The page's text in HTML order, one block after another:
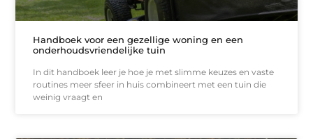
Handboek voor een gezellige woning en een
onderhoudsvriendelijke tuin
In dit handboek leer je hoe je met slimme keuzes en vaste
routines meer sfeer in huis combineert met een tuin die
weinig vraagt en